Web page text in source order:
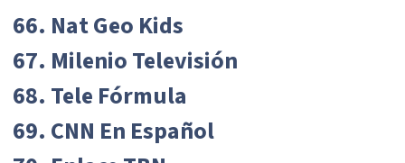
66. Nat Geo Kids
67. Milenio Televisión
68. Tele Fórmula
69. CNN En Español